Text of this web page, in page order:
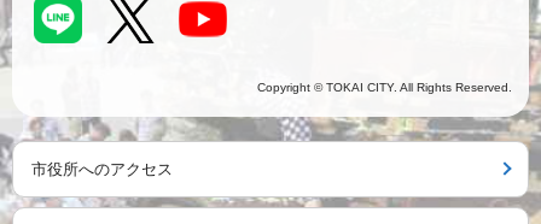
Copyright © TOKAI CITY. All Rights Reserved.
市役所へのアクセス